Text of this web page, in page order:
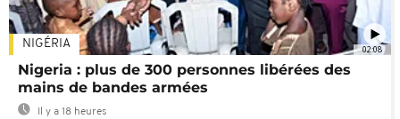
02:08
NIGÉRIA
Nigeria : plus de 300 personnes libérées des
mains de bandes armées
Il y a 18 heures